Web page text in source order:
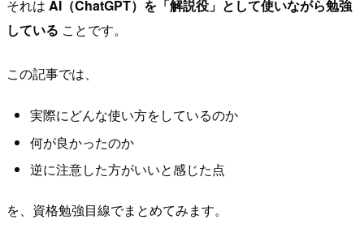
それは AI（ChatGPT）を「解説役」として使いながら勉強
している ことです。
この記事では、
実際にどんな使い方をしているのか
何が良かったのか
逆に注意した方がいいと感じた点
を、資格勉強目線でまとめてみます。